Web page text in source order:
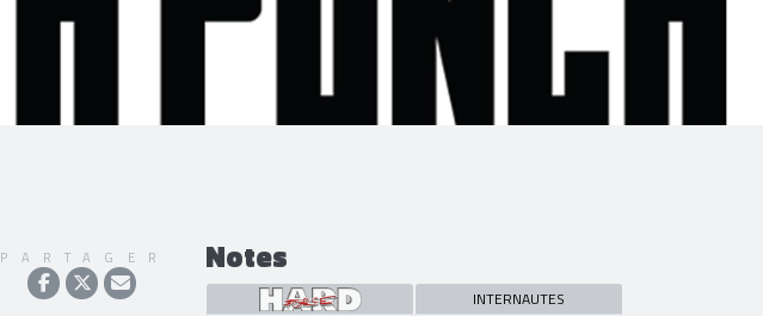
PARTAGER Notes
INTERNAUTES